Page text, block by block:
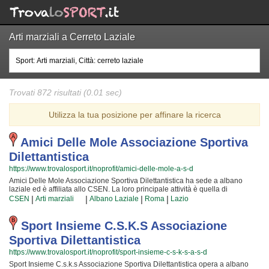
Arti marziali a Cerreto Laziale
Trovati 872 risultati (0.01 sec)
Utilizza la tua posizione per affinare la ricerca
Amici Delle Mole Associazione Sportiva
Dilettantistica
https://www.trovalosport.it/noprofit/amici-delle-mole-a-s-d
Amici Delle Mole Associazione Sportiva Dilettantistica ha sede a albano
laziale ed è affiliata allo CSEN. La loro principale attività è quella di
promuovere Le arti marziali organizzando corsi rivolti a bambini, ragazzi e
adulti. Se desiderate che vostro figlio o vostra figlia impari la disciplina, il
rispetto e la concentrazione, Le arti marziali è sicuramente lo sport giusto. I
loro maestri di arti marziali seguiranno i vostri figli quotidianamente, ma
restando sempre nell'ottica di sviluppare i talenti e le capacità personali di
ciascun atleta. Amici Delle Mole Associazione Sportiva Dilettantistica da
sempre accoglie i bambini e i ragazzi di albano laziale, in un ambiente serio
e sano, in cui i vostri figli troveranno sicuramente uno sfogo e uno svago e
tanti nuovi amici. Gli allenamenti si svolgono in palestra a albano laziale e
CSEN | Arti marziali | Albano Laziale | Roma | Lazio
Sport Insieme C.s.k.s Associazione
Sportiva Dilettantistica
https://www.trovalosport.it/noprofit/sport-insieme-c-s-k-s-a-s-d
Sport Insieme C.s.k.s Associazione Sportiva Dilettantistica opera a albano